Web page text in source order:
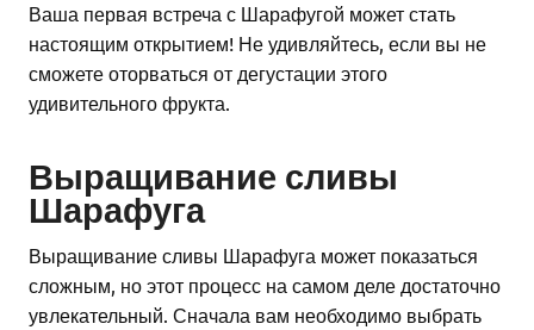
Ваша первая встреча с Шарафугой может стать
настоящим открытием! Не удивляйтесь, если вы не
сможете оторваться от дегустации этого
удивительного фрукта.
Выращивание сливы
Шарафуга
Выращивание сливы Шарафуга может показаться
сложным, но этот процесс на самом деле достаточно
увлекательный. Сначала вам необходимо выбрать